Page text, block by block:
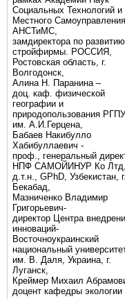
Социальных Технологий и
Местного
АНСТиМС,
замдиректора по развитию
стройфирмы. РОССИЯ,
Ростовская область, г.
Волгодонск,
Алина Н. Паранина –
доц. каф. физической
географии и
природопользования РГПУ
им. А.И.Герцена,
Бабаев Накибулло
Хабибуллаевич -
проф., генеральный
НПФ САМОЙИНУР Ко Лтд,
д.т.н., GPhD, Узбекистан, г.
Бекабад,
Мазниченко Владимир
Григорьевич-
директор Центра
инноваций-
Восточноукраинский
национальный
им. В. Даля, Украина, г.
Луганск,
Креймер Михаил
доцент кафедры экологии